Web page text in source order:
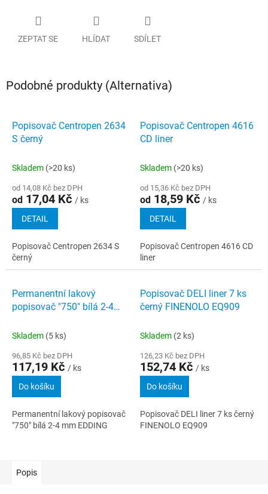
ZEPTAT SE HLÍDAT SDÍLET
Podobné produkty (Alternativa)
Popisovač Centropen 2634
S černý
Skladem (>20 ks)
od 14,08 Kč bez DPH
od 17,04 Kč / ks
DETAIL
Popisovač Centropen 2634 S
černý
Popisovač Centropen 4616
CD liner
Skladem (>20 ks)
od 15,36 Kč bez DPH
od 18,59 Kč / ks
DETAIL
Popisovač Centropen 4616 CD
liner
Permanentní lakový
popisovač "750" bílá 2-4
Skladem (5 ks)
96,85 Kč bez DPH
117,19 Kč / ks
Do košíku
Permanentní lakový popisovač
"750" bílá 2-4 mm EDDING
Popisovač DELI liner 7 ks
černý FINENOLO EQ909
Skladem (2 ks)
126,23 Kč bez DPH
152,74 Kč / ks
Do košíku
Popisovač DELI liner 7 ks černý
FINENOLO EQ909
Popis